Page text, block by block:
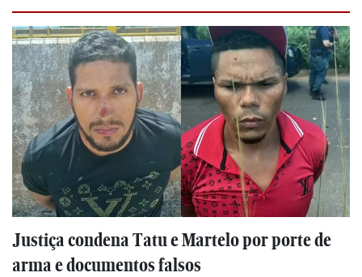
Justiça condena Tatu e Martelo por porte de
arma e documentos falsos